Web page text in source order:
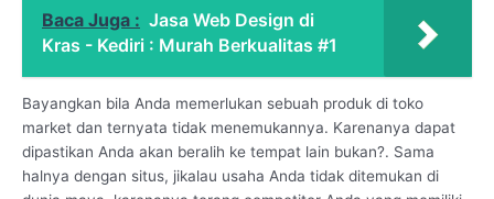
Baca Juga : Jasa Web Design di
Kras - Kediri : Murah Berkualitas #1
Bayangkan bila Anda memerlukan sebuah produk di toko
market dan ternyata tidak menemukannya. Karenanya dapat
dipastikan Anda akan beralih ke tempat lain bukan?. Sama
halnya dengan situs, jikalau usaha Anda tidak ditemukan di